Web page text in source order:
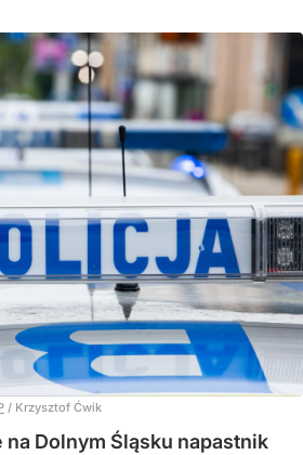
/ Krzysztof Ćwik
na Dolnym Śląsku napastnik